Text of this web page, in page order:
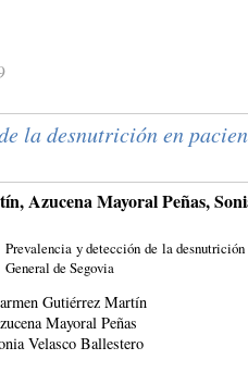
la desnutrición en
Azucena Mayoral Peñas,
Prevalencia y detección de la
General de Segovia
Gutiérrez Martín
Mayoral Peñas
Velasco Ballestero